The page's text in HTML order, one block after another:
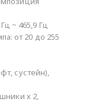
~ 465,9 Гц
от 20 до 255
сустейн),
х 2,